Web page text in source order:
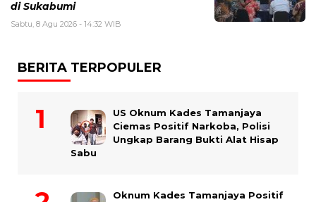
di Sukabumi
Sabtu, 8 Agu 2026 - 14:32 WIB
BERITA TERPOPULER
US Oknum Kades Tamanjaya
Ciemas Positif Narkoba, Polisi
Ungkap Barang Bukti Alat Hisap
Sabu
Oknum Kades Tamanjaya Positif